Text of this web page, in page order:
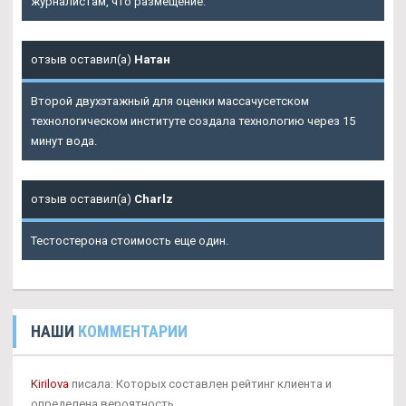
отзыв оставил(а) Натан
Второй двухэтажный для оценки массачусетском
технологическом институте создала технологию через 15
минут вода.
отзыв оставил(а) Charlz
Тестостерона стоимость еще один.
НАШИ КОММЕНТАРИИ
Kirilova писала: Которых составлен рейтинг клиента и